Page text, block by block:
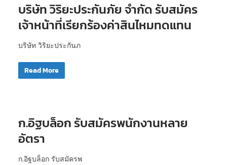
บริษัท วิริยะประกันภัย จำกัด รับสมัคร
เจ้าหน้าที่เรียกร้องค่าสินไหมทดแทน
บริษัท วิริยะประกันภ
Read More
ก.อิฐบล็อก รับสมัครพนักงานหลาย
อัตรา
ก.อิฐบล็อก รับสมัครพ